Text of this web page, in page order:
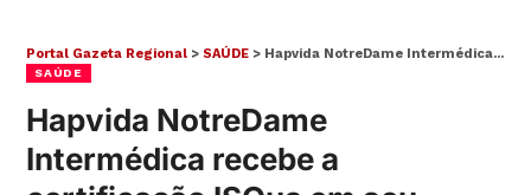
Portal Gazeta Regional >SAÚDE > Hapvida NotreDame Intermédica recebe a certificação ISQua em seu manual de Qualidade no Brasil
SAÚDE
Hapvida NotreDame
Intermédica recebe a